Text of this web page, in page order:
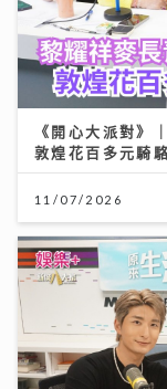
《開心大派對》
敦煌花百多元騎
11/07/2026